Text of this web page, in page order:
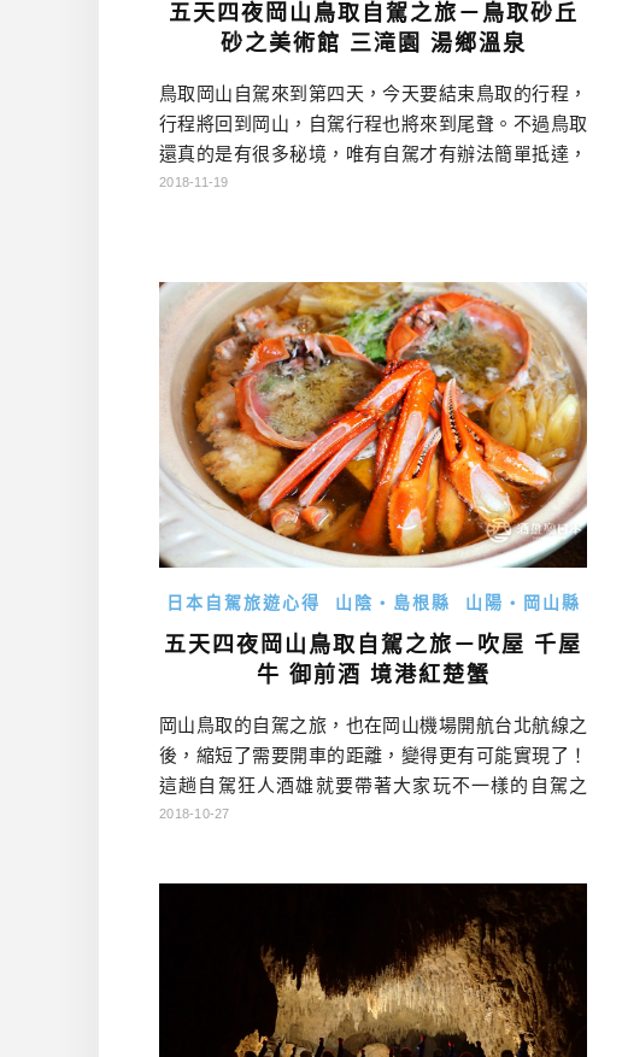
五天四夜岡山鳥取自駕之旅－鳥取砂丘
砂之美術館 三滝園 湯鄉溫泉
鳥取岡山自駕來到第四天，今天要結束鳥取的行程，
行程將回到岡山，自駕行程也將來到尾聲。不過鳥取
還真的是有很多秘境，唯有自駕才有辦法簡單抵達，
想去比較深入的地方深度遊，當然還是要學會怎麼自
矢掛町散策→吹屋ふるさと村→千屋牛→御前酒蔵元
→蒜山ジャージ […]…
2018-11-19
日本自駕旅遊心得 山陰・島根縣 山陽・岡山縣
五天四夜岡山鳥取自駕之旅－吹屋 千屋
牛 御前酒 境港紅楚蟹
岡山鳥取的自駕之旅，也在岡山機場開航台北航線之
後，縮短了需要開車的距離，變得更有可能實現了！
這趟自駕狂人酒雄就要帶著大家玩不一樣的自駕之
旅，趕快跟我來看看第二天，幾乎都是歷史之旅的行
天文台→住宿 DAY2 行程：→矢掛町散策→吹屋ふる
さと村→千屋牛→御前酒蔵元→蒜山ジャージーラン
ド→境港→味処 […]…
2018-10-27